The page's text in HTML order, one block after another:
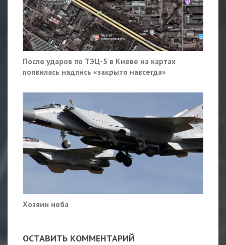
После ударов по ТЭЦ-5 в Киеве на картах
появилась надпись «закрыто навсегда»
Хозяин неба
ОСТАВИТЬ КОММЕНТАРИЙ